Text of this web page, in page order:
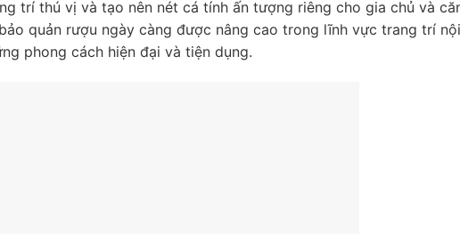
trí thú vị và tạo nên nét cá tính ấn tượng riêng cho gia chủ và
quản rượu ngày càng được nâng cao trong lĩnh vực trang trí nội
phong cách hiện đại và tiện dụng.